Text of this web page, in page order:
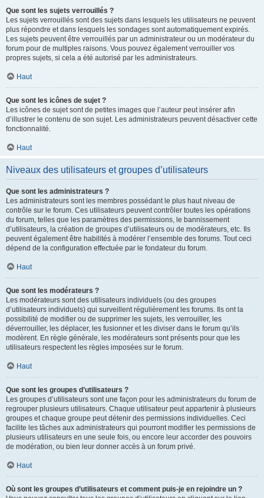
Que sont les sujets verrouillés ?
Les sujets verrouillés sont des sujets dans lesquels les utilisateurs ne peuvent
plus répondre et dans lesquels les sondages sont automatiquement expirés.
Les sujets peuvent être verrouillés par un administrateur ou un modérateur du
forum pour de multiples raisons. Vous pouvez également verrouiller vos
propres sujets, si cela a été autorisé par les administrateurs.
Haut
Que sont les icônes de sujet ?
Les icônes de sujet sont de petites images que l’auteur peut insérer afin
d’illustrer le contenu de son sujet. Les administrateurs peuvent désactiver cette
fonctionnalité.
Haut
Niveaux des utilisateurs et groupes d’utilisateurs
Que sont les administrateurs ?
Les administrateurs sont les membres possédant le plus haut niveau de
contrôle sur le forum. Ces utilisateurs peuvent contrôler toutes les opérations
du forum, telles que les paramètres des permissions, le bannissement
d’utilisateurs, la création de groupes d’utilisateurs ou de modérateurs, etc. Ils
peuvent également être habilités à modérer l’ensemble des forums. Tout ceci
dépend de la configuration effectuée par le fondateur du forum.
Haut
Que sont les modérateurs ?
Les modérateurs sont des utilisateurs individuels (ou des groupes
d’utilisateurs individuels) qui surveillent régulièrement les forums. Ils ont la
possibilité de modifier ou de supprimer les sujets, les verrouiller, les
déverrouiller, les déplacer, les fusionner et les diviser dans le forum qu’ils
modèrent. En règle générale, les modérateurs sont présents pour que les
utilisateurs respectent les règles imposées sur le forum.
Haut
Que sont les groupes d’utilisateurs ?
Les groupes d’utilisateurs sont une façon pour les administrateurs du forum de
regrouper plusieurs utilisateurs. Chaque utilisateur peut appartenir à plusieurs
groupes et chaque groupe peut détenir des permissions individuelles. Ceci
facilite les tâches aux administrateurs qui pourront modifier les permissions de
plusieurs utilisateurs en une seule fois, ou encore leur accorder des pouvoirs
de modération, ou bien leur donner accès à un forum privé.
Haut
Où sont les groupes d’utilisateurs et comment puis-je en rejoindre un ?